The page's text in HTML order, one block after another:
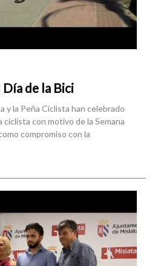
de la Bici
y la Peña Ciclista han celebrado
con motivo de la Semana
compromiso con la